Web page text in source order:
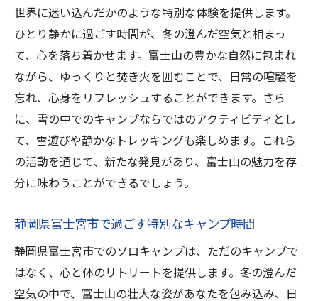
世界に迷い込んだかのような特別な体験を提供します。
ひとり静かに過ごす時間が、冬の澄んだ空気と相まっ
て、心を落ち着かせます。富士山の豊かな自然に包まれ
ながら、ゆっくりと焚き火を囲むことで、日常の喧騒を
忘れ、心身をリフレッシュすることができます。さら
に、雪の中でのキャンプならではのアクティビティとし
て、雪遊びや静かなトレッキングも楽しめます。これら
の活動を通じて、新たな発見があり、富士山の魅力を存
分に味わうことができるでしょう。
静岡県富士宮市で過ごす特別なキャンプ時間
静岡県富士宮市でのソロキャンプは、ただのキャンプで
はなく、心と体のリトリートを提供します。冬の澄んだ
空気の中で、富士山の壮大な姿があなたを包み込み、日